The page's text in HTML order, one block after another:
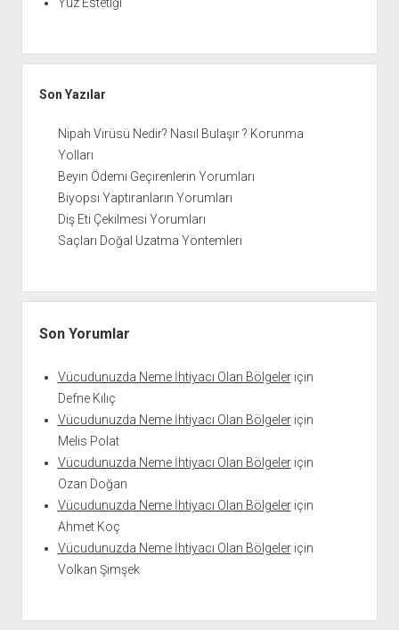
Son Yazılar
Nipah Virüsü Nedir? Nasıl Bulaşır ? Korunma
Yolları
Beyin Ödemi Geçirenlerin Yorumları
Biyopsi Yaptıranların Yorumları
Diş Eti Çekilmesi Yorumları
Saçları Doğal Uzatma Yöntemleri
Son Yorumlar
Vücudunuzda Neme İhtiyacı Olan Bölgeleriçin
Defne Kılıç
Vücudunuzda Neme İhtiyacı Olan Bölgeleriçin
Melis Polat
Vücudunuzda Neme İhtiyacı Olan Bölgeleriçin
Ozan Doğan
Vücudunuzda Neme İhtiyacı Olan Bölgeleriçin
Ahmet Koç
Vücudunuzda Neme İhtiyacı Olan Bölgeleriçin
Volkan Şimşek